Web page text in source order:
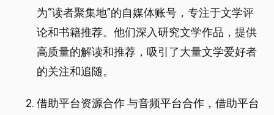
为“读者聚集地”的自媒体账号，专注于文学评
论和书籍推荐。他们深入研究文学作品，提供
高质量的解读和推荐，吸引了大量文学爱好者
的关注和追随。
借助平台资源合作 与音频平台合作，借助平台